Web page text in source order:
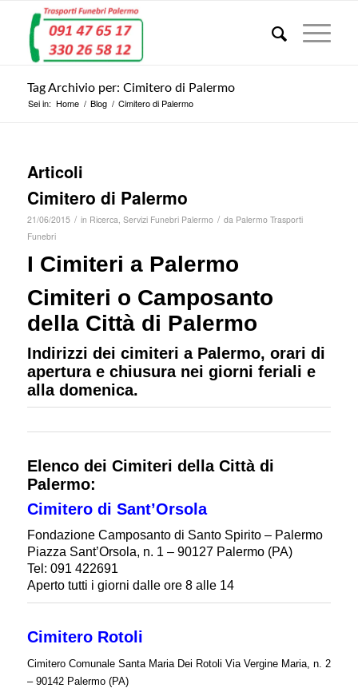
Tag Archivio per: Cimitero di Palermo
Sei in: Home / Blog / Cimitero di Palermo
Articoli
Cimitero di Palermo
21/06/2015 / in Ricerca, Servizi Funebri Palermo / da Palermo Trasporti
Funebri
I Cimiteri a Palermo
Cimiteri o Camposanto
della Città di Palermo
Indirizzi dei cimiteri a Palermo, orari di
apertura e chiusura nei giorni feriali e
alla domenica.
Elenco dei Cimiteri della Città di
Palermo:
Cimitero di Sant’Orsola
Fondazione Camposanto di Santo Spirito – Palermo
Piazza Sant’Orsola, n. 1 – 90127 Palermo (PA)
Tel: 091 422691
Aperto tutti i giorni dalle ore 8 alle 14
Cimitero Rotoli
Cimitero Comunale Santa Maria Dei Rotoli Via Vergine Maria, n. 2
– 90142 Palermo (PA)